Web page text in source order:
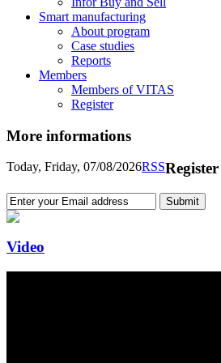
Smart manufacturing
About program
Case studies
Reports
Members
Members of VITAS
Register
More informations
Today, Friday, 07/08/2026RSS
Video